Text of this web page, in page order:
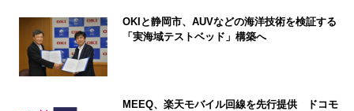
OKIと静岡市、AUVなどの海洋技術を検証する
「実海域テストベッド」構築へ
MEEQ、楽天モバイル回線を先行提供 ドコモ